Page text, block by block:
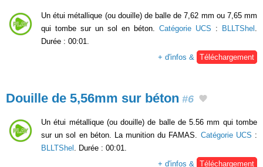
Un étui métallique (ou douille) de balle de 7,62 mm ou 7,65 mm
qui tombe sur un sol en béton. Catégorie UCS : BLLTShel
Durée : 00:01.
+ d'infos &
Téléchargement
Douille de 5,56mm sur béton #6
Un étui métallique (ou douille) de balle de 5.56 mm qui tombe
sur un sol en béton. La munition du FAMAS. Catégorie UCS :
BLLTShel . Durée : 00:01.
+ d'infos &
Téléchargement